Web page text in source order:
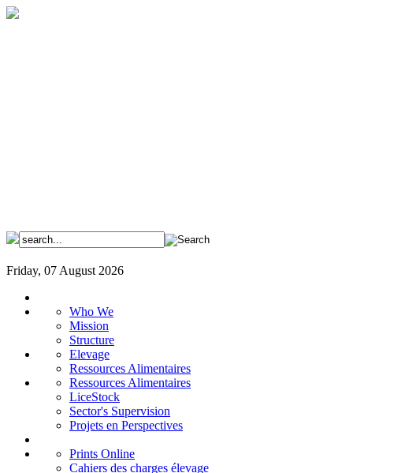
Friday, 07 August 2026
Who We
Mission
Structure
Elevage
Ressources Alimentaires
Ressources Alimentaires
LiceStock
Sector's Supervision
Projets en Perspectives
Prints Online
Cahiers des charges élevage